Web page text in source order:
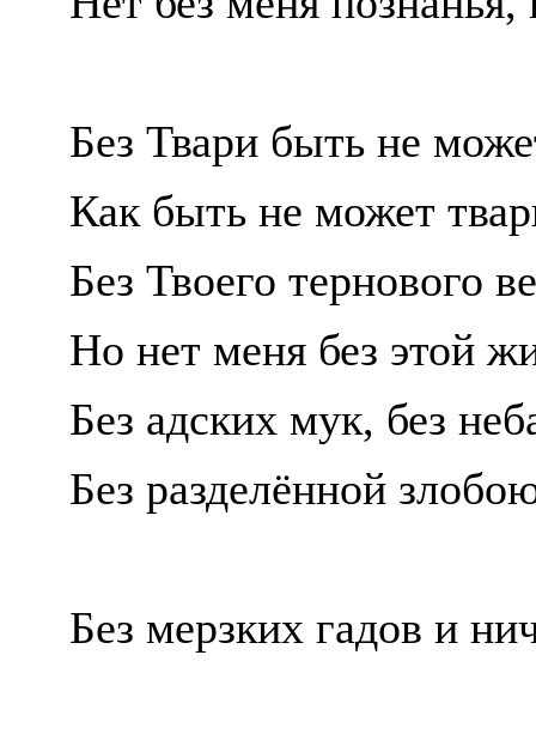
Без Твари быть не
Как быть не может
Без Твоего тернового
Но нет меня без этой
Без адских мук, без
Без разделённой
Без мерзких гадов и